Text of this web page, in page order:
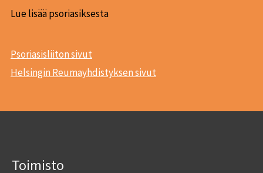
Lue lisää psoriasiksesta
Psoriasisliiton sivut
Helsingin Reumayhdistyksen sivut
Toimisto